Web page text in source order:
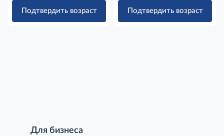
Подтвердить возраст Подтвердить возраст
Для бизнеса